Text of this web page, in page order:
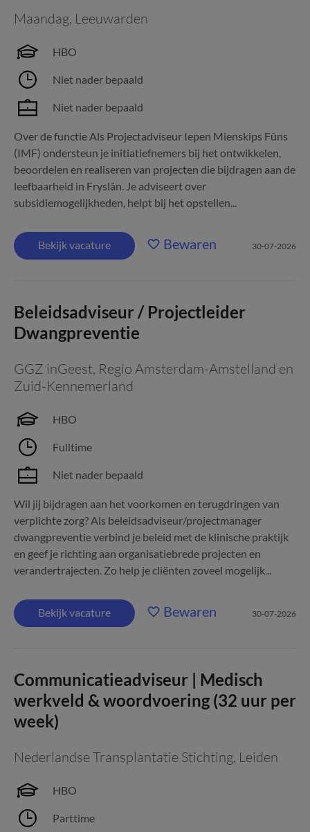
Maandag, Leeuwarden
HBO
Niet nader bepaald
Niet nader bepaald
Over de functie Als Projectadviseur Iepen Mienskips Fûns
(IMF) ondersteun je initiatiefnemers bij het ontwikkelen,
beoordelen en realiseren van projecten die bijdragen aan de
leefbaarheid in Fryslân. Je adviseert over
subsidiemogelijkheden, helpt bij het opstellen...
Bekijk vacature Bewaren 30-07-2026
Beleidsadviseur / Projectleider
Dwangpreventie
GGZ inGeest, Regio Amsterdam-Amstelland en
Zuid-Kennemerland
HBO
Fulltime
Niet nader bepaald
Wil jij bijdragen aan het voorkomen en terugdringen van
verplichte zorg? Als beleidsadviseur/projectmanager
dwangpreventie verbind je beleid met de klinische praktijk
en geef je richting aan organisatiebrede projecten en
verandertrajecten. Zo help je cliënten zoveel mogelijk...
Bekijk vacature Bewaren 30-07-2026
Communicatieadviseur | Medisch
werkveld & woordvoering (32 uur per
week)
Nederlandse Transplantatie Stichting, Leiden
HBO
Parttime